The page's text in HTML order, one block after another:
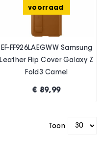
voorraad
EF-FF926LAEGWW Samsung
Leather Flip Cover Galaxy Z
Fold3 Camel
€ 89,99
Toon